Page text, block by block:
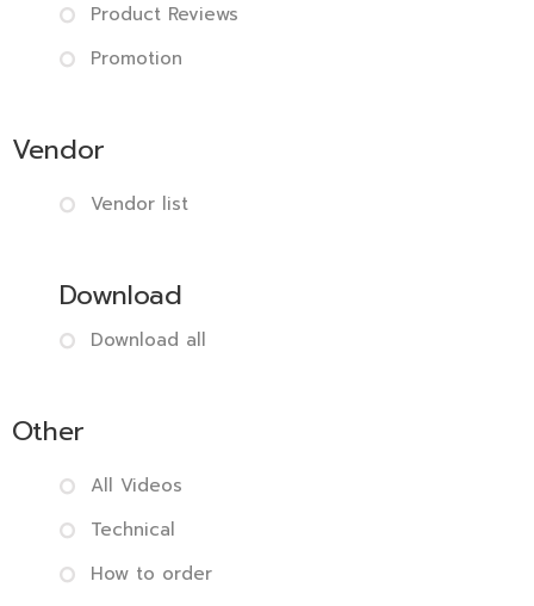
Product Reviews
Promotion
Vendor
Vendor list
Download
Download all
Other
All Videos
Technical
How to order